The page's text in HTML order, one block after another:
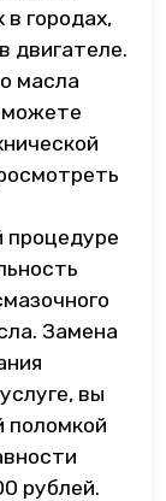
городах,
двигателе.
масла
можете
процедуре
Замена
вы
поломкой
рублей.